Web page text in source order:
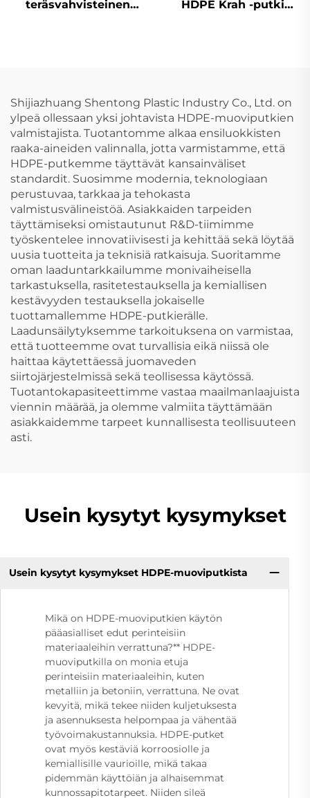
teräsvahvisteinen
HDPE Krah -putki
Shijiazhuang Shentong Plastic Industry Co., Ltd. on
ylpeä ollessaan yksi johtavista HDPE-muoviputkien
valmistajista. Tuotantomme alkaa ensiluokkisten
raaka-aineiden valinnalla, jotta varmistamme, että
HDPE-putkemme täyttävät kansainväliset
standardit. Suosimme modernia, teknologiaan
perustuvaa, tarkkaa ja tehokasta
valmistusvälineistöä. Asiakkaiden tarpeiden
täyttämiseksi omistautunut R&D-tiimimme
työskentelee innovatiivisesti ja kehittää sekä löytää
uusia tuotteita ja teknisiä ratkaisuja. Suoritamme
oman laaduntarkkailumme monivaiheisella
tarkastuksella, rasitetestauksella ja kemiallisen
kestävyyden testauksella jokaiselle
tuottamallemme HDPE-putkierälle.
Laadunsäilytyksemme tarkoituksena on varmistaa,
että tuotteemme ovat turvallisia eikä niissä ole
haittaa käytettäessä juomaveden
siirtojärjestelmissä sekä teollisessa käytössä.
Tuotantokapasiteettimme vastaa maailmanlaajuista
viennin määrää, ja olemme valmiita täyttämään
asiakkaidemme tarpeet kunnallisesta teollisuuteen
asti.
Usein kysytyt kysymykset
Usein kysytyt kysymykset HDPE-muoviputkista
Mikä on HDPE-muoviputkien käytön
pääasialliset edut perinteisiin
materiaaleihin verrattuna?** HDPE-
muoviputkilla on monia etuja
perinteisiin materiaaleihin, kuten
metalliin ja betoniin, verrattuna. Ne ovat
kevyitä, mikä tekee niiden kuljetuksesta
ja asennuksesta helpompaa ja vähentää
työvoimakustannuksia. HDPE-putket
ovat myös kestäviä korroosiolle ja
kemiallisille vaurioille, mikä takaa
pidemmän käyttöiän ja alhaisemmat
kunnossapitotarpeet. Niiden sileä